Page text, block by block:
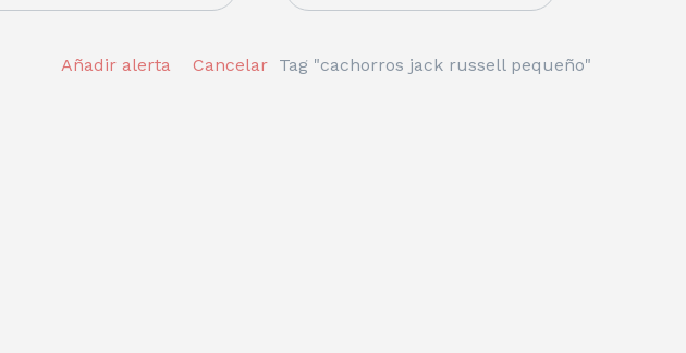
Tag "cachorros jack russell pequeño"
Cancelar
Añadir alerta